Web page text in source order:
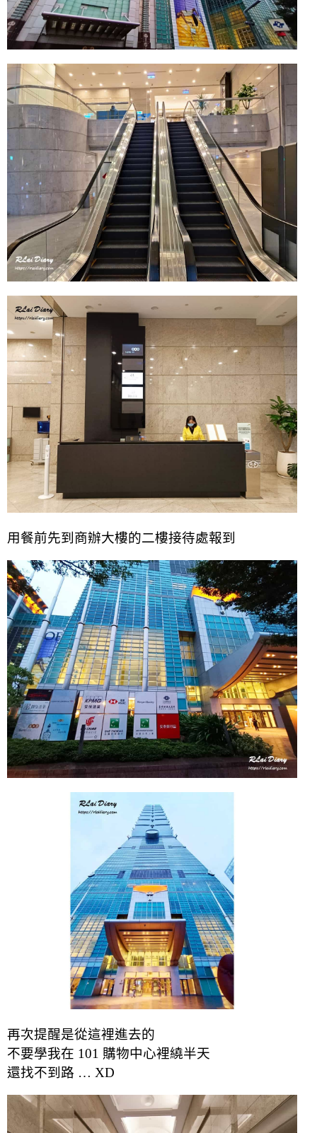
用餐前先到商辦大樓的二樓接待處報到
再次提醒是從這裡進去的
不要學我在 101 購物中心裡繞半天
還找不到路 … XD